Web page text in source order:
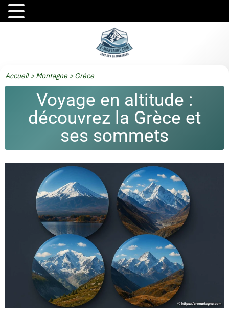
Accueil>Montagne >Grèce
Voyage en altitude :
découvrez la Grèce et
ses sommets